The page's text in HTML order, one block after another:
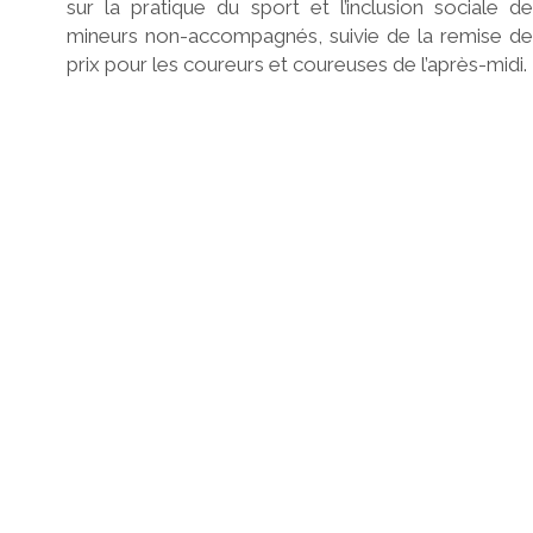
sur la pratique du sport et l’inclusion sociale
mineurs non-accompagnés, suivie de la remise
prix pour les coureurs et coureuses de l’après-midi.